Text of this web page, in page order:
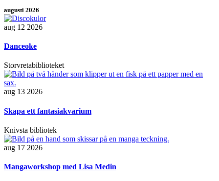
augusti 2026
aug 12 2026
Danceoke
Storvretabiblioteket
aug 13 2026
Skapa ett fantasiakvarium
Knivsta bibliotek
aug 17 2026
Mangaworkshop med Lisa Medin